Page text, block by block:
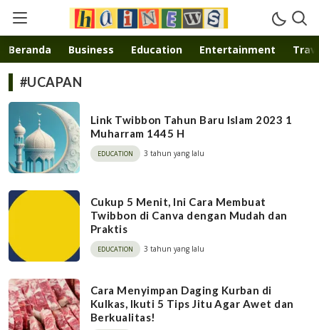
Inspirasi muda karya mandiri
Beranda Business Education Entertainment
#UCAPAN
Link Twibbon Tahun Baru Islam 2023 1
Muharram 1445 H
EDUCATION 3 tahun yang lalu
Cukup 5 Menit, Ini Cara Membuat
Twibbon di Canva dengan Mudah dan
Praktis
EDUCATION 3 tahun yang lalu
Cara Menyimpan Daging Kurban di
Kulkas, Ikuti 5 Tips Jitu Agar Awet dan
Berkualitas!